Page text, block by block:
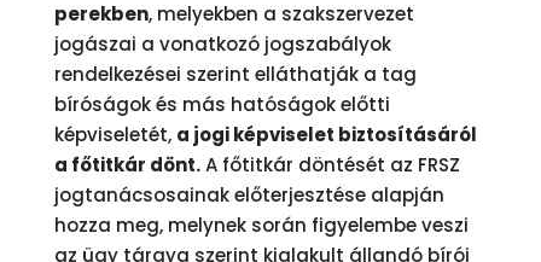
perekben, melyekben a szakszervezet
jogászai a vonatkozó jogszabályok
rendelkezései szerint elláthatják a tag
bíróságok és más hatóságok előtti
képviseletét, a jogi képviselet biztosításáról
a főtitkár dönt.A főtitkár döntését az FRSZ
jogtanácsosainak előterjesztése alapján
hozza meg, melynek során figyelembe veszi
az ügy tárgya szerint kialakult állandó bírói